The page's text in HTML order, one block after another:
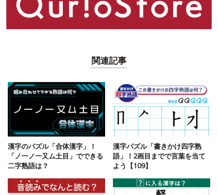
関連記事
漢字のパズル「合体漢字」！
「ノ一ノ一又ム土目」でできる
二字熟語は？
漢字パズル「書きかけ四字熟
語」！2画目までで言葉を当て
よう【109】